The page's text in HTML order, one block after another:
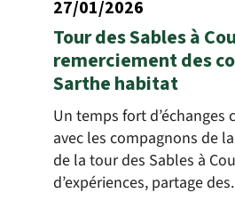
27/01/2026
Tour des Sables à
remerciement des
Sarthe habitat
Un temps fort d’échanges
avec les compagnons de
de la tour des Sables à
d’expériences, partage